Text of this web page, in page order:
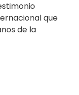
que
de la